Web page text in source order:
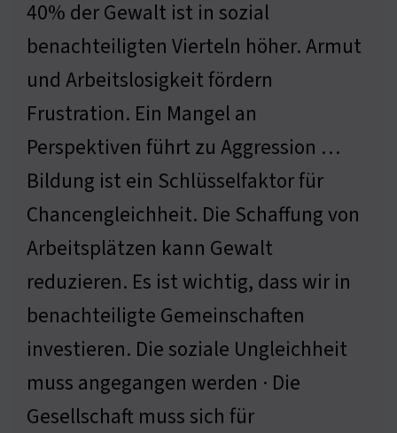
40% der Gewalt ist in sozial
benachteiligten Vierteln höher. Armut
und Arbeitslosigkeit fördern
Frustration. Ein Mangel an
Perspektiven führt zu Aggression …
Bildung ist ein Schlüsselfaktor für
Chancengleichheit. Die Schaffung von
Arbeitsplätzen kann Gewalt
reduzieren. Es ist wichtig, dass wir in
benachteiligte Gemeinschaften
investieren. Die soziale Ungleichheit
muss angegangen werden · Die
Gesellschaft muss sich für